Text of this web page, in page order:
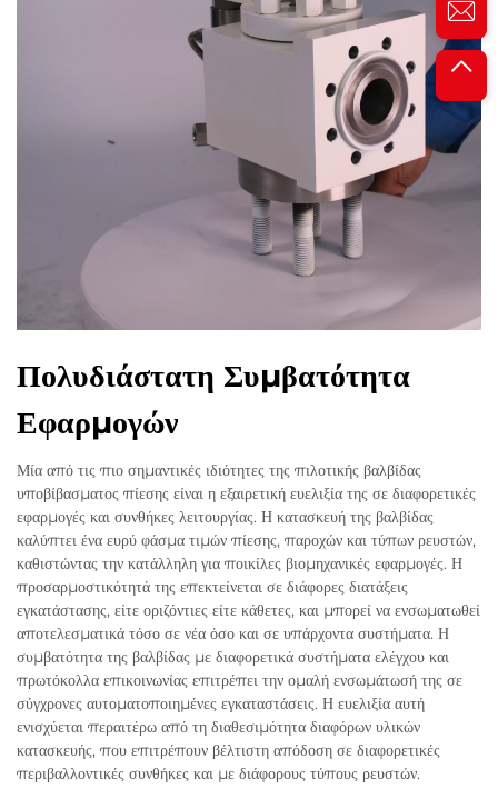
Πολυδιάστατη Συμβατότητα
Εφαρμογών
Μία από τις πιο σημαντικές ιδιότητες της πιλοτικής βαλβίδας
υποβίβασματος πίεσης είναι η εξαιρετική ευελιξία της σε διαφορετικές
εφαρμογές και συνθήκες λειτουργίας. Η κατασκευή της βαλβίδας
καλύπτει ένα ευρύ φάσμα τιμών πίεσης, παροχών και τύπων ρευστών,
καθιστώντας την κατάλληλη για ποικίλες βιομηχανικές εφαρμογές. Η
προσαρμοστικότητά της επεκτείνεται σε διάφορες διατάξεις
εγκατάστασης, είτε οριζόντιες είτε κάθετες, και μπορεί να ενσωματωθεί
αποτελεσματικά τόσο σε νέα όσο και σε υπάρχοντα συστήματα. Η
συμβατότητα της βαλβίδας με διαφορετικά συστήματα ελέγχου και
πρωτόκολλα επικοινωνίας επιτρέπει την ομαλή ενσωμάτωσή της σε
σύγχρονες αυτοματοποιημένες εγκαταστάσεις. Η ευελιξία αυτή
ενισχύεται περαιτέρω από τη διαθεσιμότητα διαφόρων υλικών
κατασκευής, που επιτρέπουν βέλτιστη απόδοση σε διαφορετικές
περιβαλλοντικές συνθήκες και με διάφορους τύπους ρευστών.